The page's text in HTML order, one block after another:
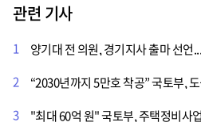
관련 기사
1
양기대 전 의원, 경기지사 출마 선
2
“2030년까지 5만호 착공” 국토부,
3
"최대 60억 원" 국토부, 주택정비사